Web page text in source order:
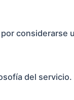
considerarse
del servicio.